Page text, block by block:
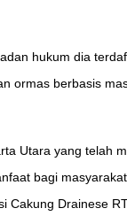
hukum dia
ormas berbasis
Utara yang telah
bagi
Cakung Drainese